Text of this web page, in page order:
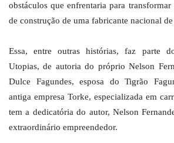
obstáculos que enfrentaria para
de construção de uma fabricante nacional
Essa, entre outras histórias, faz parte
Utopias, de autoria do próprio Nelson
Dulce Fagundes, esposa do Tigrão
antiga empresa Torke, especializada em
tem a dedicatória do autor, Nelson
extraordinário empreendedor.